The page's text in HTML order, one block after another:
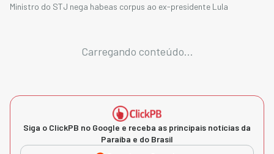
Ministro do STJ nega habeas corpus ao ex-presidente Lula
Carregando conteúdo...
Siga o ClickPB no Google e receba as principais notícias da
Paraíba e do Brasil